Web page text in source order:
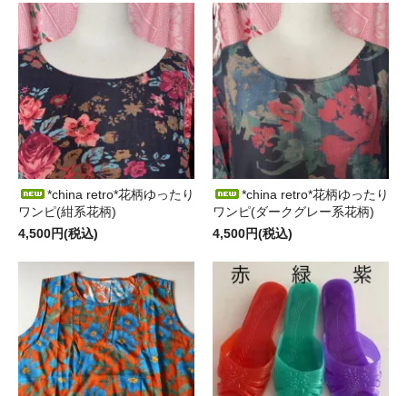
*china retro*花柄ゆったり
ワンピ(紺系花柄)
4,500円(税込)
*china retro*花柄ゆったり
ワンピ(ダークグレー系花柄)
4,500円(税込)